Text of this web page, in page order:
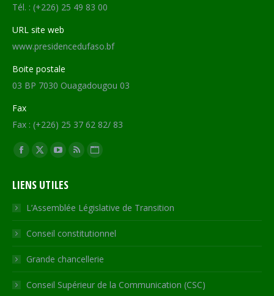
Tél. : (+226) 25 49 83 00
URL site web
www.presidencedufaso.bf
Boite postale
03 BP 7030 Ouagadougou 03
Fax
Fax : (+226) 25 37 62 82/ 83
Trouvez nous sur :
Facebook
opens
in
new
window
X
opens
in
new
window
YouTube
opens
in
new
window
RSS
in
new
window
Site
opens
in
new
LIENS UTILES
L’Assemblée Législative de Transition
Conseil constitutionnel
Grande chancellerie
Conseil Supérieur de la Communication (CSC)